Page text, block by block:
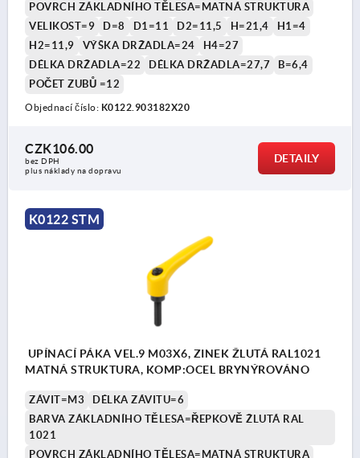
POVRCH ZÁKLADNÍHO TĚLESA=MATNÁ STRUKTURA
VELIKOST=9
D=8 D1=11 D2=11,5 H=21,4
H1=4
H2=11,9
VÝŠKA DRŽADLA=24
H4=27
DÉLKA DRŽADLA=22
DÉLKA DRŽADLA=27,7
B=6,4
POČET ZUBŮ =12
Objednací číslo: K0122.903182X20
CZK106.00
bez DPH
plus náklady na dopravu
DETAILY
K0122 STM
UPÍNACÍ PÁKA VEL.9 M03X6, ZINEK ŽLUTÁ RAL1021
MATNÁ STRUKTURA, KOMP:OCEL BRYNÝROVÁNO
ZÁVIT=M3
DÉLKA ZÁVITU=6
BARVA ZÁKLADNÍHO TĚLESA=ŘEPKOVĚ ŽLUTÁ RAL
1021
POVRCH ZÁKLADNÍHO TĚLESA=MATNÁ STRUKTURA